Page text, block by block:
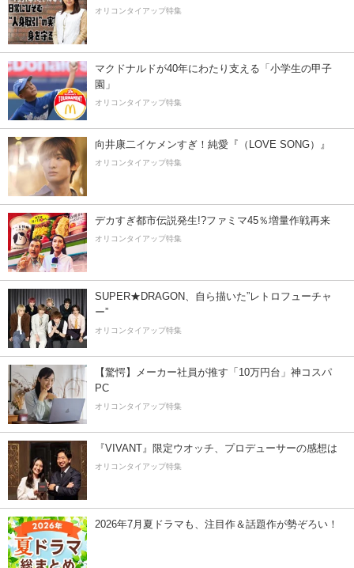
オリコンタイアップ特集
マクドナルドが40年にわたり支える「小学生の甲子
園」
オリコンタイアップ特集
向井康二イケメンすぎ！純愛『（LOVE SONG）』
オリコンタイアップ特集
デカすぎ都市伝説発生!?ファミマ45％増量作戦再来
オリコンタイアップ特集
SUPER★DRAGON、自ら描いた”レトロフューチャ
ー”
オリコンタイアップ特集
【驚愕】メーカー社員が推す「10万円台」神コスパ
PC
オリコンタイアップ特集
『VIVANT』限定ウオッチ、プロデューサーの感想は
オリコンタイアップ特集
2026年7月夏ドラマも、注目作＆話題作が勢ぞろい！